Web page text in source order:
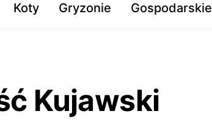
Koty Gryzonie Gospodarskie
Kujawski